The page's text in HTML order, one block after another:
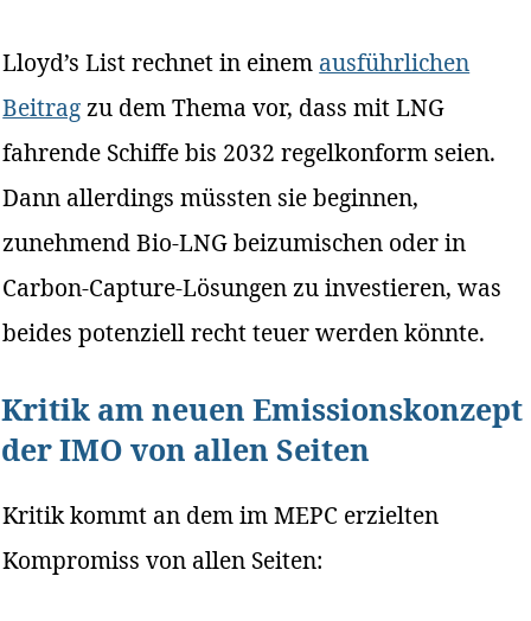
Lloyd’s List rechnet in einem ausführlichen
Beitragzu dem Thema vor, dass mit LNG
fahrende Schiffe bis 2032 regelkonform seien.
Dann allerdings müssten sie beginnen,
zunehmend Bio-LNG beizumischen oder in
Carbon-Capture-Lösungen zu investieren, was
beides potenziell recht teuer werden könnte.
Kritik am neuen Emissionskonzept
der IMO von allen Seiten
Kritik kommt an dem im MEPC erzielten
Kompromiss von allen Seiten: